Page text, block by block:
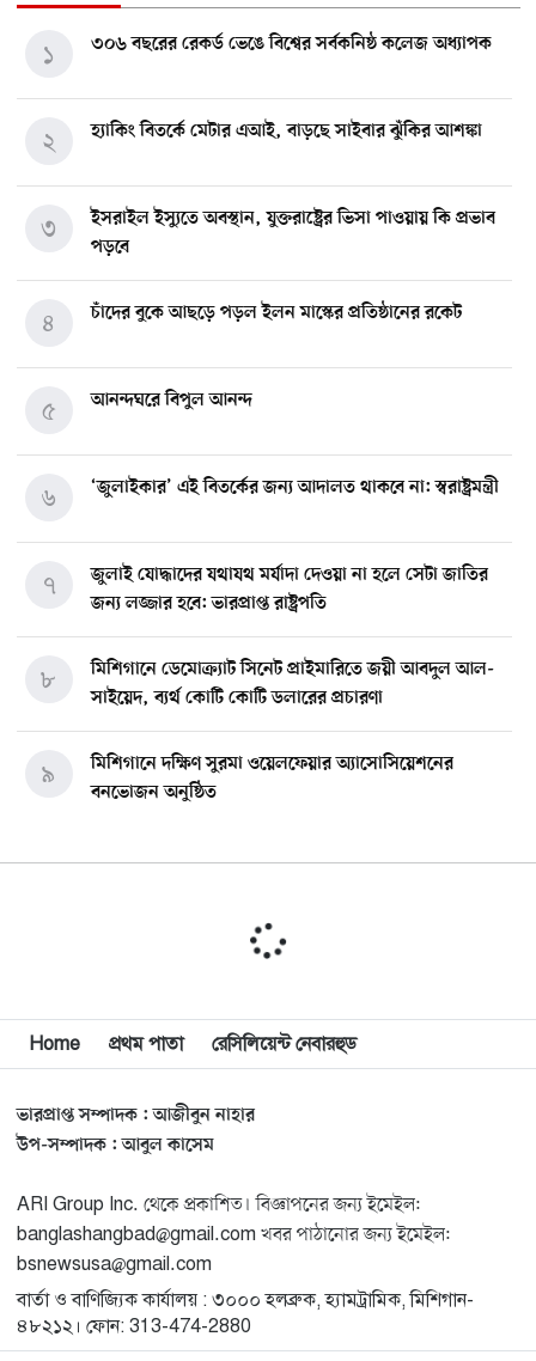
৩০৬ বছরের রেকর্ড ভেঙে বিশ্বের সর্বকনিষ্ঠ কলেজ অধ্যাপক
১
হ্যাকিং বিতর্কে মেটার এআই, বাড়ছে সাইবার ঝুঁকির আশঙ্কা
২
ইসরাইল ইস্যুতে অবস্থান, যুক্তরাষ্ট্রের ভিসা পাওয়ায় কি প্রভাব
পড়বে
৩
চাঁদের বুকে আছড়ে পড়ল ইলন মাস্কের প্রতিষ্ঠানের রকেট
৪
আনন্দঘরে বিপুল আনন্দ
৫
‘জুলাইকার’ এই বিতর্কের জন্য আদালত থাকবে না: স্বরাষ্ট্রমন্ত্রী
৬
জুলাই যোদ্ধাদের যথাযথ মর্যাদা দেওয়া না হলে সেটা জাতির
জন্য লজ্জার হবে: ভারপ্রাপ্ত রাষ্ট্রপতি
৭
মিশিগানে ডেমোক্র্যাট সিনেট প্রাইমারিতে জয়ী আবদুল আল-
সাইয়েদ, ব্যর্থ কোটি কোটি ডলারের প্রচারণা
৮
মিশিগানে দক্ষিণ সুরমা ওয়েলফেয়ার অ্যাসোসিয়েশনের
বনভোজন অনুষ্ঠিত
৯
বিশ্বজুড়ে কূটনৈতিক পুনর্বিন্যাস, ৫ অঞ্চলে মিশন বন্ধ করছে
১০
মিশিগানে ফ্রেন্ডস এন্ড ফ্যামিলির বনভোজনে প্রাণের উচ্ছ্বাস
মিশিগানে ডেমোক্র্যাটদের প্রাইমারিতে আল-সাইয়েদকে হারাতে
কেন এত মরিয়া ইসারায়েলি লবি এআইপ্যাক
১২
মুনা দাওয়াহ কনফারেন্স ২০২৬ সম্পর্কে প্রেস ব্রিফিং
১৩
শেখ হাসিনার সঙ্গে সংবাদ সম্মেলনে থাকছেন সাকিব আল
হাসান
১৪
যুক্তরাষ্ট্রকে ছাড়ে বাধ্য করতে কোন কৌশলে ওয়াশিংটনের ওপর
চাপ বাড়াচ্ছে ইরান
১৫
Home প্রথম পাতা রেসিলিয়েন্ট নেবারহুড
ভারপ্রাপ্ত সম্পাদক : আজীবুন নাহার
উপ-সম্পাদক : আবুল কাসেম
ARI Group Inc. থেকে প্রকাশিত। বিজ্ঞাপনের জন্য ইমেইল:
banglashangbad@gmail.com খবর পাঠানোর জন্য ইমেইল:
bsnewsusa@gmail.com
বার্তা ও বাণিজ্যিক কার্যালয় : ৩০০০ হলব্রুক, হ্যামট্রামিক, মিশিগান-
৪৮২১২। ফোন: 313-474-2880